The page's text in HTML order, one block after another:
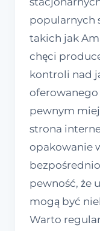
popularnych
takich jak
chęci
kontroli nad
pewnym
strona
opakowanie
pewność, że
mogą być
Warto